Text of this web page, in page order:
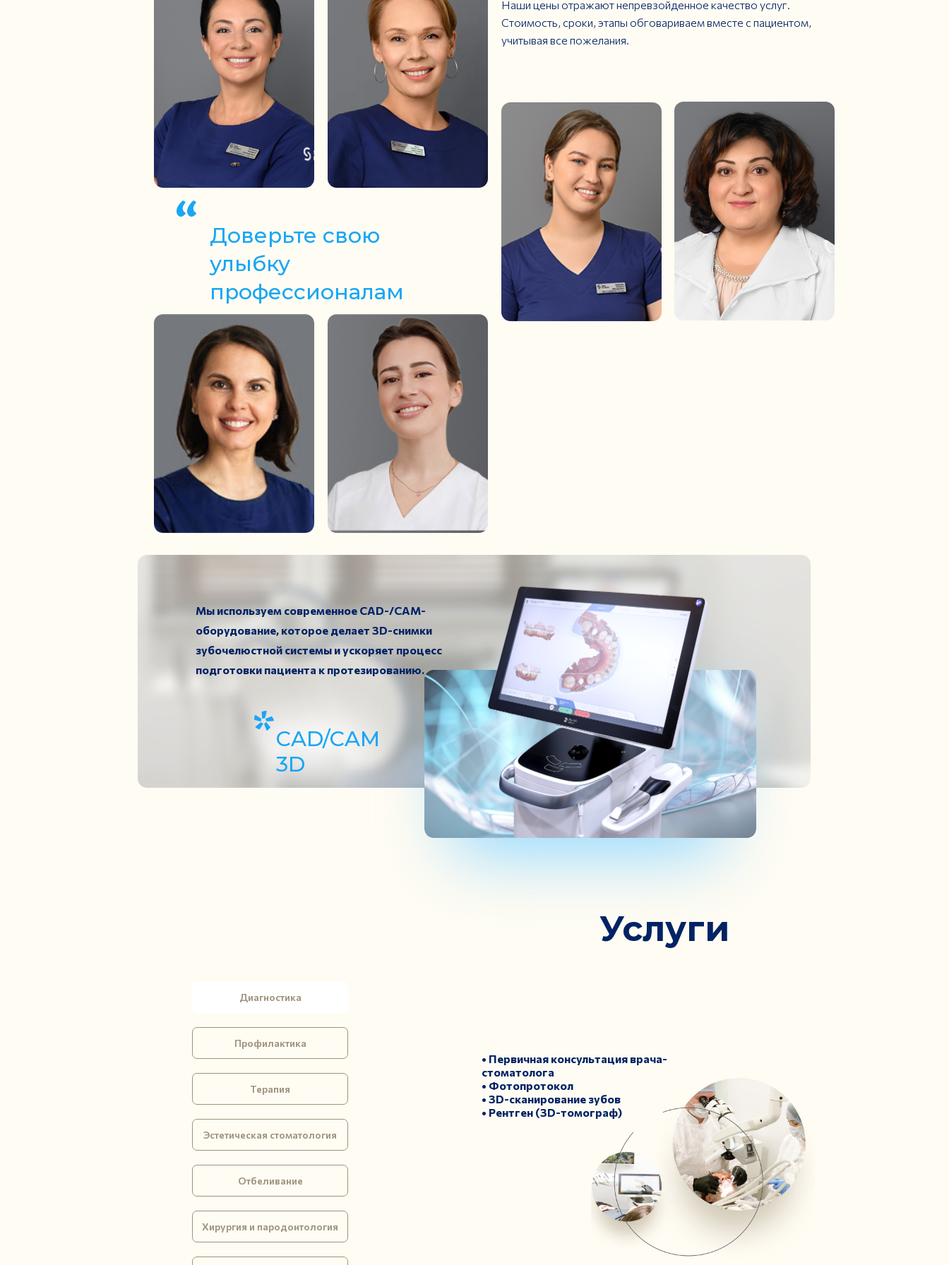
Наши цены отражают непревзойденное качество услуг.
Стоимость, сроки, этапы обговариваем вместе с пациентом,
учитывая все пожелания.
Доверьте свою
улыбку
профессионалам
Мы используем современное CAD-/CAM-
оборудование, которое делает 3D-снимки
зубочелюстной системы и ускоряет процесс
подготовки пациента к протезированию.
Услуги
CAD/CAM
3D
Диагностика
Профилактика
Хирургия и пародонтология
Эстетическая стоматология
Терапия
Отбеливание
• Первичная консультация врача-
стоматолога
• Фотопротокол
• 3D-сканирование зубов
• Рентген (3D-томограф)